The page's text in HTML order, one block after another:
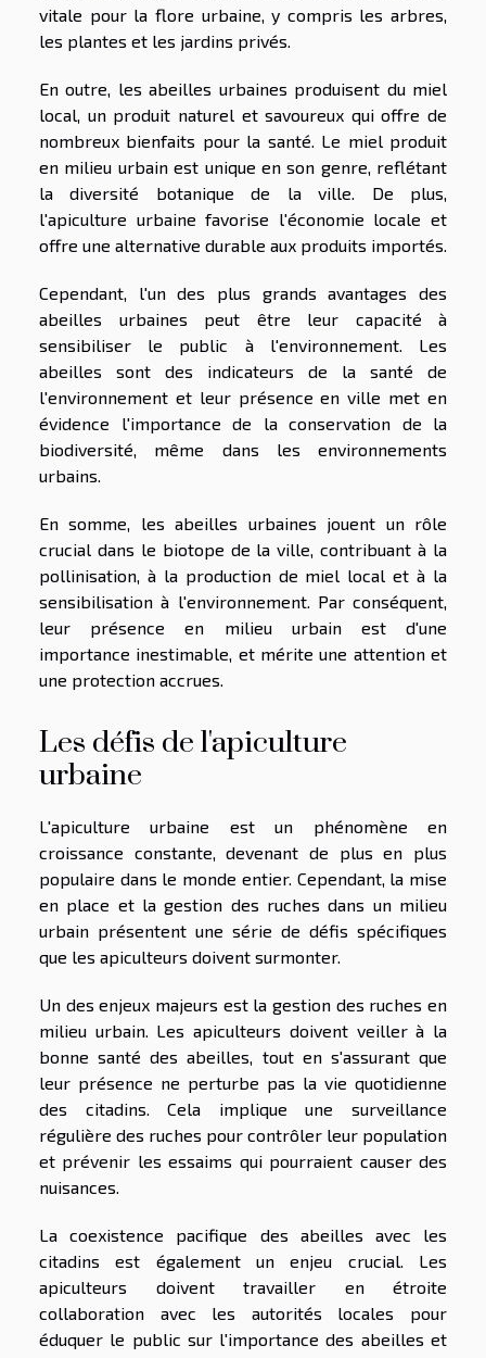
vitale pour la flore urbaine, y compris les arbres,
les plantes et les jardins privés.
En outre, les abeilles urbaines produisent du miel
local, un produit naturel et savoureux qui offre de
nombreux bienfaits pour la santé. Le miel produit
en milieu urbain est unique en son genre, reflétant
la diversité botanique de la ville. De plus,
l'apiculture urbaine favorise l'économie locale et
offre une alternative durable aux produits importés.
Cependant, l'un des plus grands avantages des
abeilles urbaines peut être leur capacité à
sensibiliser le public à l'environnement. Les
abeilles sont des indicateurs de la santé de
l'environnement et leur présence en ville met en
évidence l'importance de la conservation de la
biodiversité, même dans les environnements
urbains.
En somme, les abeilles urbaines jouent un rôle
crucial dans le biotope de la ville, contribuant à la
pollinisation, à la production de miel local et à la
sensibilisation à l'environnement. Par conséquent,
leur présence en milieu urbain est d'une
importance inestimable, et mérite une attention et
une protection accrues.
Les défis de l'apiculture
urbaine
L'apiculture urbaine est un phénomène en
croissance constante, devenant de plus en plus
populaire dans le monde entier. Cependant, la mise
en place et la gestion des ruches dans un milieu
urbain présentent une série de défis spécifiques
que les apiculteurs doivent surmonter.
Un des enjeux majeurs est la gestion des ruches en
milieu urbain. Les apiculteurs doivent veiller à la
bonne santé des abeilles, tout en s'assurant que
leur présence ne perturbe pas la vie quotidienne
des citadins. Cela implique une surveillance
régulière des ruches pour contrôler leur population
et prévenir les essaims qui pourraient causer des
nuisances.
La coexistence pacifique des abeilles avec les
citadins est également un enjeu crucial. Les
apiculteurs doivent travailler en étroite
collaboration avec les autorités locales pour
éduquer le public sur l'importance des abeilles et